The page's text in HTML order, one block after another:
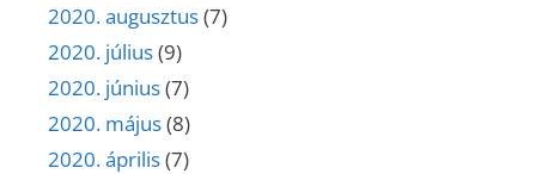
2020. augusztus(7)
2020. július(9)
2020. június(7)
2020. május(8)
2020. április(7)